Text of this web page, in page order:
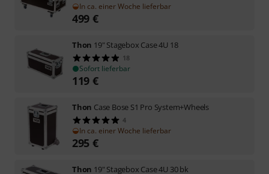
In ca. einer Woche lieferbar
499 €
Thon 19" Stagebox Case 4U 18
18
Sofort lieferbar
119 €
Thon Case Bose S1 Pro System+Wheels
4
In ca. einer Woche lieferbar
295 €
Thon 19" Stagebox Case 4U 30 bk